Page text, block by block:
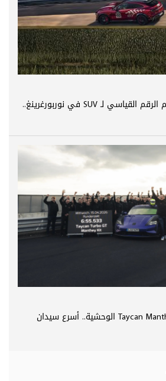
Xiaomi YU7 GT تحطّم الرقم القياسي لـ SUV في نوربورغرينغ..
بورشه تطلق Taycan Manthey Kit الوحشية.. أسرع سيدان